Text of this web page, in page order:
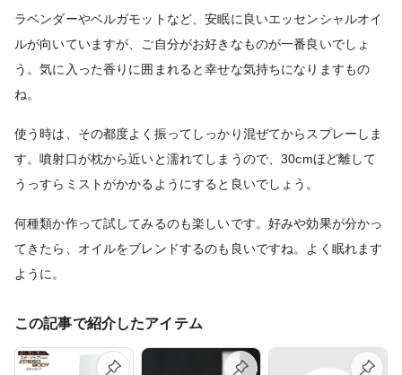
ラベンダーやベルガモットなど、安眠に良いエッセンシャルオイ
ルが向いていますが、ご自分がお好きなものが一番良いでしょ
う。気に入った香りに囲まれると幸せな気持ちになりますもの
ね。
使う時は、その都度よく振ってしっかり混ぜてからスプレーしま
す。噴射口が枕から近いと濡れてしまうので、30cmほど離して
うっすらミストがかかるようにすると良いでしょう。
何種類か作って試してみるのも楽しいです。好みや効果が分かっ
てきたら、オイルをブレンドするのも良いですね。よく眠れます
ように。
この記事で紹介したアイテム